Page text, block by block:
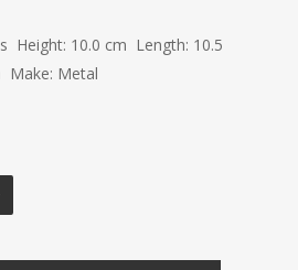
Height: 10.0 cm Length: 10.5
Make: Metal